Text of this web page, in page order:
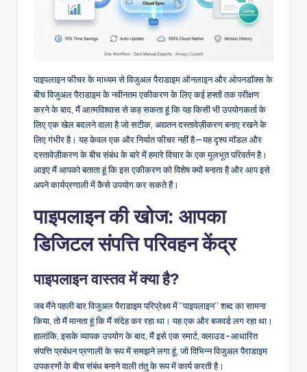
e
d
U
p
d
पाइपलाइन फीचर के माध्यम से विजुअल पैराडाइम ऑनलाइन और ओपनडॉक्स के
बीच विजुअल पैराडाइम के नवीनतम एकीकरण के लिए कई हफ्तों तक परीक्षण
करने के बाद, मैं आत्मविश्वास से कह सकता हूं कि यह किसी भी उपयोगकर्ता के
लिए एक खेल बदलने वाला है जो सटीक, अद्यतन दस्तावेज़ीकरण बनाए रखने के
लिए गंभीर है। यह केवल एक और निर्यात फीचर नहीं है—यह दृश्य मॉडल और
दस्तावेज़ीकरण के बीच संबंध के बारे में हमारे विचार के एक मूलभूत परिवर्तन है।
आइए मैं आपको बताता हूं कि इस एकीकरण को विशेष क्यों बनाता है और आप इसे
अपने कार्यप्रणाली में कैसे उपयोग कर सकते हैं।
पाइपलाइन की खोज: आपका
डिजिटल संपत्ति परिवहन केंद्र
पाइपलाइन वास्तव में क्या है?
जब मैंने पहली बार विजुअल पैराडाइम परिप्रेक्ष्य में “पाइपलाइन” शब्द का सामना
किया, तो मैं मानता हूं कि मैं संदेह कर रहा था। यह एक और बजवर्ड लग रहा था।
हालांकि, इसके व्यापक उपयोग के बाद, मैं इसे एक स्मार्ट, क्लाउड-आधारित
संपत्ति प्रबंधन प्रणाली के रूप में समझने लगा हूं, जो विभिन्न विजुअल पैराडाइम
उपकरणों के बीच संबंध बनाने वाली तंतु के रूप में कार्य करती है।